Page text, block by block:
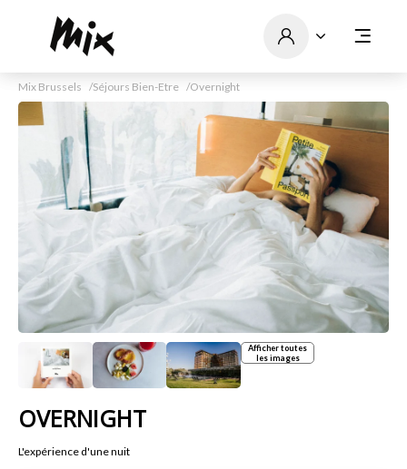
Mix Brussels Séjours Bien-Etre Overnight
Afficher toutes
les images
OVERNIGHT
L'expérience d'une nuit